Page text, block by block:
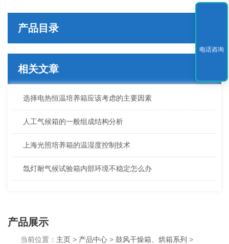
产品目录
相关文章
选择电热恒温培养箱应该考虑的主要因素
人工气候箱的一般组成结构分析
上海光照培养箱的温湿度控制技术
氙灯耐气候试验箱内部环境不稳定怎么办
产品展示
当前位置： 主页> 产品中心>鼓风干燥箱、烘箱系列 >
电话咨询